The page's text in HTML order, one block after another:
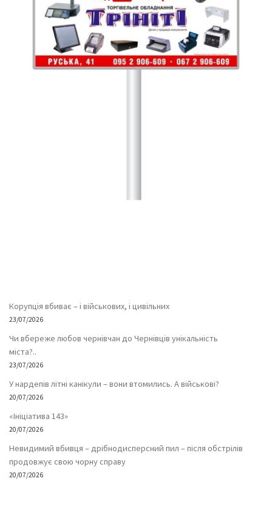
Корупція вбиває – і військових, і цивільних
23/07/2026
Чи вбереже любов чернівчан до Чернівців унікальність
міста?..
23/07/2026
У нардепів літні канікули – вони втомились. А військові?
20/07/2026
«Ініціатива 143»
20/07/2026
Невидимий вбивця – дрібнодисперсний пил – після обстрілів
продовжує свою чорну справу
20/07/2026